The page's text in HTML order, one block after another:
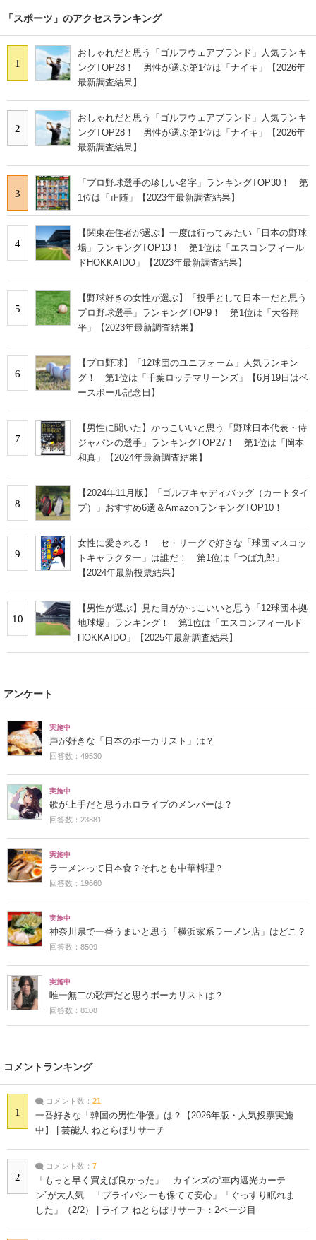
「スポーツ」のアクセスランキング
1
おしゃれだと思う「ゴルフウェアブランド」人気ランキ
ングTOP28！ 男性が選ぶ第1位は「ナイキ」【2026年
最新調査結果】
2
おしゃれだと思う「ゴルフウェアブランド」人気ランキ
ングTOP28！ 男性が選ぶ第1位は「ナイキ」【2026年
最新調査結果】
3
「プロ野球選手の珍しい名字」ランキングTOP30！ 第
1位は「正随」【2023年最新調査結果】
4
【関東在住者が選ぶ】一度は行ってみたい「日本の野球
場」ランキングTOP13！ 第1位は「エスコンフィール
ドHOKKAIDO」【2023年最新調査結果】
5
【野球好きの女性が選ぶ】「投手として日本一だと思う
プロ野球選手」ランキングTOP9！ 第1位は「大谷翔
平」【2023年最新調査結果】
6
【プロ野球】「12球団のユニフォーム」人気ランキン
グ！ 第1位は「千葉ロッテマリーンズ」【6月19日はベ
ースボール記念日】
7
【男性に聞いた】かっこいいと思う「野球日本代表・侍
ジャパンの選手」ランキングTOP27！ 第1位は「岡本
和真」【2024年最新調査結果】
8
【2024年11月版】「ゴルフキャディバッグ（カートタイ
プ）」おすすめ6選＆AmazonランキングTOP10！
9
女性に愛される！ セ・リーグで好きな「球団マスコッ
トキャラクター」は誰だ！ 第1位は「つば九郎」
【2024年最新投票結果】
10
【男性が選ぶ】見た目がかっこいいと思う「12球団本拠
地球場」ランキング！ 第1位は「エスコンフィールド
HOKKAIDO」【2025年最新調査結果】
アンケート
実施中
声が好きな「日本のボーカリスト」は？
回答数：49530
実施中
歌が上手だと思うホロライブのメンバーは？
回答数：23881
実施中
ラーメンって日本食？それとも中華料理？
回答数：19660
実施中
神奈川県で一番うまいと思う「横浜家系ラーメン店」はどこ？
回答数：8509
実施中
唯一無二の歌声だと思うボーカリストは？
回答数：8108
コメントランキング
1
コメント数： 21
一番好きな「韓国の男性俳優」は？【2026年版・人気投票実施
中】 | 芸能人 ねとらぼリサーチ
2
コメント数： 7
「もっと早く買えば良かった」 カインズの“車内遮光カーテ
ン”が大人気 「プライバシーも保てて安心」「ぐっすり眠れま
した」（2/2） | ライフ ねとらぼリサーチ：2ページ目